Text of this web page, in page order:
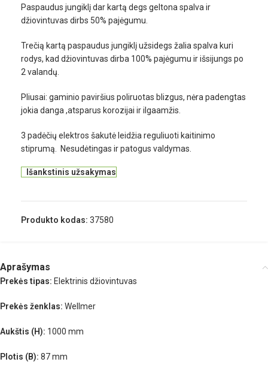
Paspaudus jungiklį dar kartą degs geltona spalva ir
džiovintuvas dirbs 50% pajėgumu.
Trečią kartą paspaudus jungiklį užsidegs žalia spalva kuri
rodys, kad džiovintuvas dirba 100% pajėgumu ir išsijungs po
2 valandų.
Pliusai: gaminio paviršius poliruotas blizgus, nėra padengtas
jokia danga ,atsparus korozijai ir ilgaamžis.
3 padėčių elektros šakutė leidžia reguliuoti kaitinimo
stiprumą. Nesudėtingas ir patogus valdymas.
Išankstinis užsakymas
Produkto kodas: 37580
Aprašymas
Prekės tipas: Elektrinis džiovintuvas
Prekės ženklas: Wellmer
Aukštis (H): 1000 mm
Plotis (B): 87 mm